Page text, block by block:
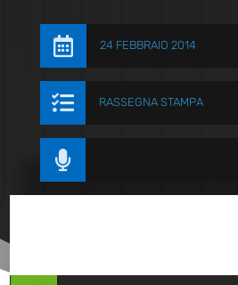
 24 FEBBRAIO 2014
 RASSEGNA STAMPA
